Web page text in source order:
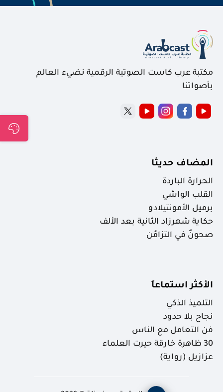
مكتبة عرب كاست الصوتية الرقمية نضيء العالم
بأصواتنا
المضاف حديثا
الحرارة الباردة
القلب الواشي
برميل الأمونتيلادو
حكاية شهرزاد الثانية بعد الألف
صحونٌ في التزامُن
الأكثر استماعاَ
التلميذ الذكي
نجاح بلا حدود
فن التعامل مع الناس
30 ظاهرة خارقة حيرت العلماء
عزازيل (رواية)